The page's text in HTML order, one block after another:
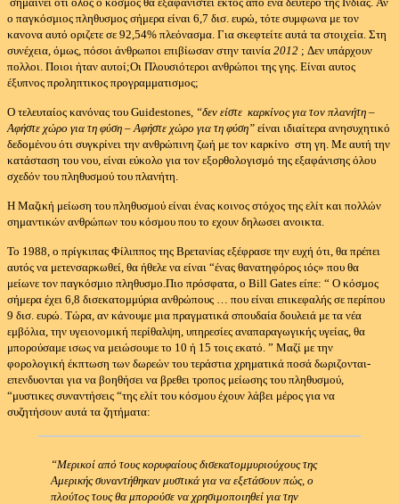
ο παγκόσμιος πληθυσμος σήμερα είναι 6,7 δισ. ευρώ, τότε συμφωνα με τον
κανονα αυτό οριζετε σε 92,54% πλεόνασμα. Για σκεφτείτε αυτά τα στοιχεία. Στη
συνέχεια, όμως, πόσοι άνθρωποι επιβίωσαν στην ταινία 2012 ; Δεν υπάρχουν
πολλοι. Ποιοι ήταν αυτοί;Οι Πλουσιότεροι ανθρώποι της γης. Είναι αυτος
έξυπνος προληπτικος προγραμματισμος;
Ο τελευταίος κανόνας του Guidestones, “δεν είστε καρκίνος για τον πλανήτη –
Αφήστε χώρο για τη φύση – Αφήστε χώρο για τη φύση” είναι ιδιαίτερα ανησυχητικό
δεδομένου ότι συγκρίνει την ανθρώπινη ζωή με τον καρκίνο στη γη. Με αυτή την
κατάσταση του νου, είναι εύκολο για τον εξορθολογισμό της εξαφάνισης όλου
σχεδόν του πληθυσμού του πλανήτη.
Η Μαζική μείωση του πληθυσμού είναι ένας κοινος στόχος της ελίτ και πολλών
σημαντικών ανθρώπων του κόσμου που το εχουν δηλωσει ανοικτα.
Το 1988, ο πρίγκιπας Φίλιππος της Βρετανίας εξέφρασε την ευχή ότι, θα πρέπει
αυτός να μετενσαρκωθεί, θα ήθελε να είναι “ένας θανατηφόρος ιός» που θα
μείωνε τον παγκόσμιο πληθυσμο.Πιο πρόσφατα, ο Bill Gates είπε: “ Ο κόσμος
σήμερα έχει 6,8 δισεκατομμύρια ανθρώπους … που είναι επικεφαλής σε περίπου
9 δισ. ευρώ. Τώρα, αν κάνουμε μια πραγματικά σπουδαία δουλειά με τα νέα
εμβόλια, την υγειονομική περίθαλψη, υπηρεσίες αναπαραγωγικής υγείας, θα
μπορούσαμε ισως να μειώσουμε το 10 ή 15 τοις εκατό. ” Μαζί με την
φορολογική έκπτωση των δωρεών του τεράστια χρηματικά ποσά δωριζονται-
επενδυονται για να βοηθήσει να βρεθει τροπος μείωσης του πληθυσμού,
“μυστικες συναντήσεις “της ελίτ του κόσμου έχουν λάβει μέρος για να
συζητήσουν αυτά τα ζητήματα:
“Μερικοί από τους κορυφαίους δισεκατομμυριούχους της
Αμερικής συναντήθηκαν μυστικά για να εξετάσουν πώς, ο
πλούτος τους θα μπορούσε να χρησιμοποιηθεί για την